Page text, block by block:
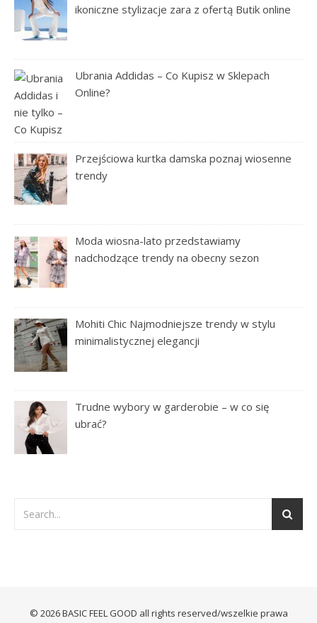
ikoniczne stylizacje zara z ofertą Butik online
Ubrania Addidas – Co Kupisz w Sklepach
Online?
Przejściowa kurtka damska poznaj wiosenne
trendy
Moda wiosna-lato przedstawiamy
nadchodzące trendy na obecny sezon
Mohiti Chic Najmodniejsze trendy w stylu
minimalistycznej elegancji
Trudne wybory w garderobie – w co się
ubrać?
© 2026 BASIC FEEL GOOD all rights reserved/wszelkie prawa